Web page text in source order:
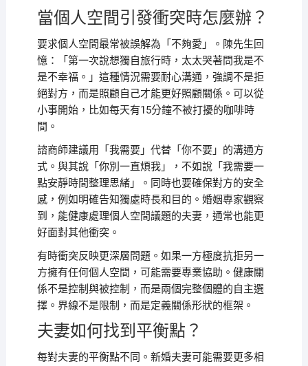
當個人空間引發衝突時怎麼辦？
要求個人空間最常被誤解為「不夠愛」。陳先生回
憶：「第一次說想獨自旅行時，太太哭著問我是不
是不幸福。」這種情況需要耐心溝通，強調不是拒
絕對方，而是照顧自己才能更好照顧關係。可以從
小事開始，比如每天有15分鐘不被打擾的咖啡時
間。
諮商師建議用「我需要」代替「你不要」的溝通方
式。與其說「你別一直煩我」，不如說「我需要一
點安靜時間整理思緒」。同時也要確保對方的安全
感，例如明確告知獨處時長和目的。婚姻專家觀察
到，能健康處理個人空間議題的夫妻，通常也能更
好面對其他衝突。
有時衝突反映更深層問題。如果一方極度抗拒另一
方擁有任何個人空間，可能需要專業協助。健康關
係不是控制與被控制，而是兩個完整個體的自主選
擇。界線不是限制，而是定義關係形狀的框架。
夫妻如何找到平衡點？
每對夫妻的平衡點不同。新婚夫妻可能需要更多相